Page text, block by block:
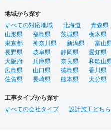
地域から探す
すべての対応地域
北海道 青森県
山形県
福島県 茨城県 栃木県
東京都
神奈川県 新潟県 富山
長野県
岐阜県 静岡県 愛知県
大阪府
兵庫県 奈良県 和歌山
広島県
山口県 徳島県 香川県
佐賀県
長崎県 熊本県 大分県
工事タイプから探す
すべての会社タイプ
設計施工どちら